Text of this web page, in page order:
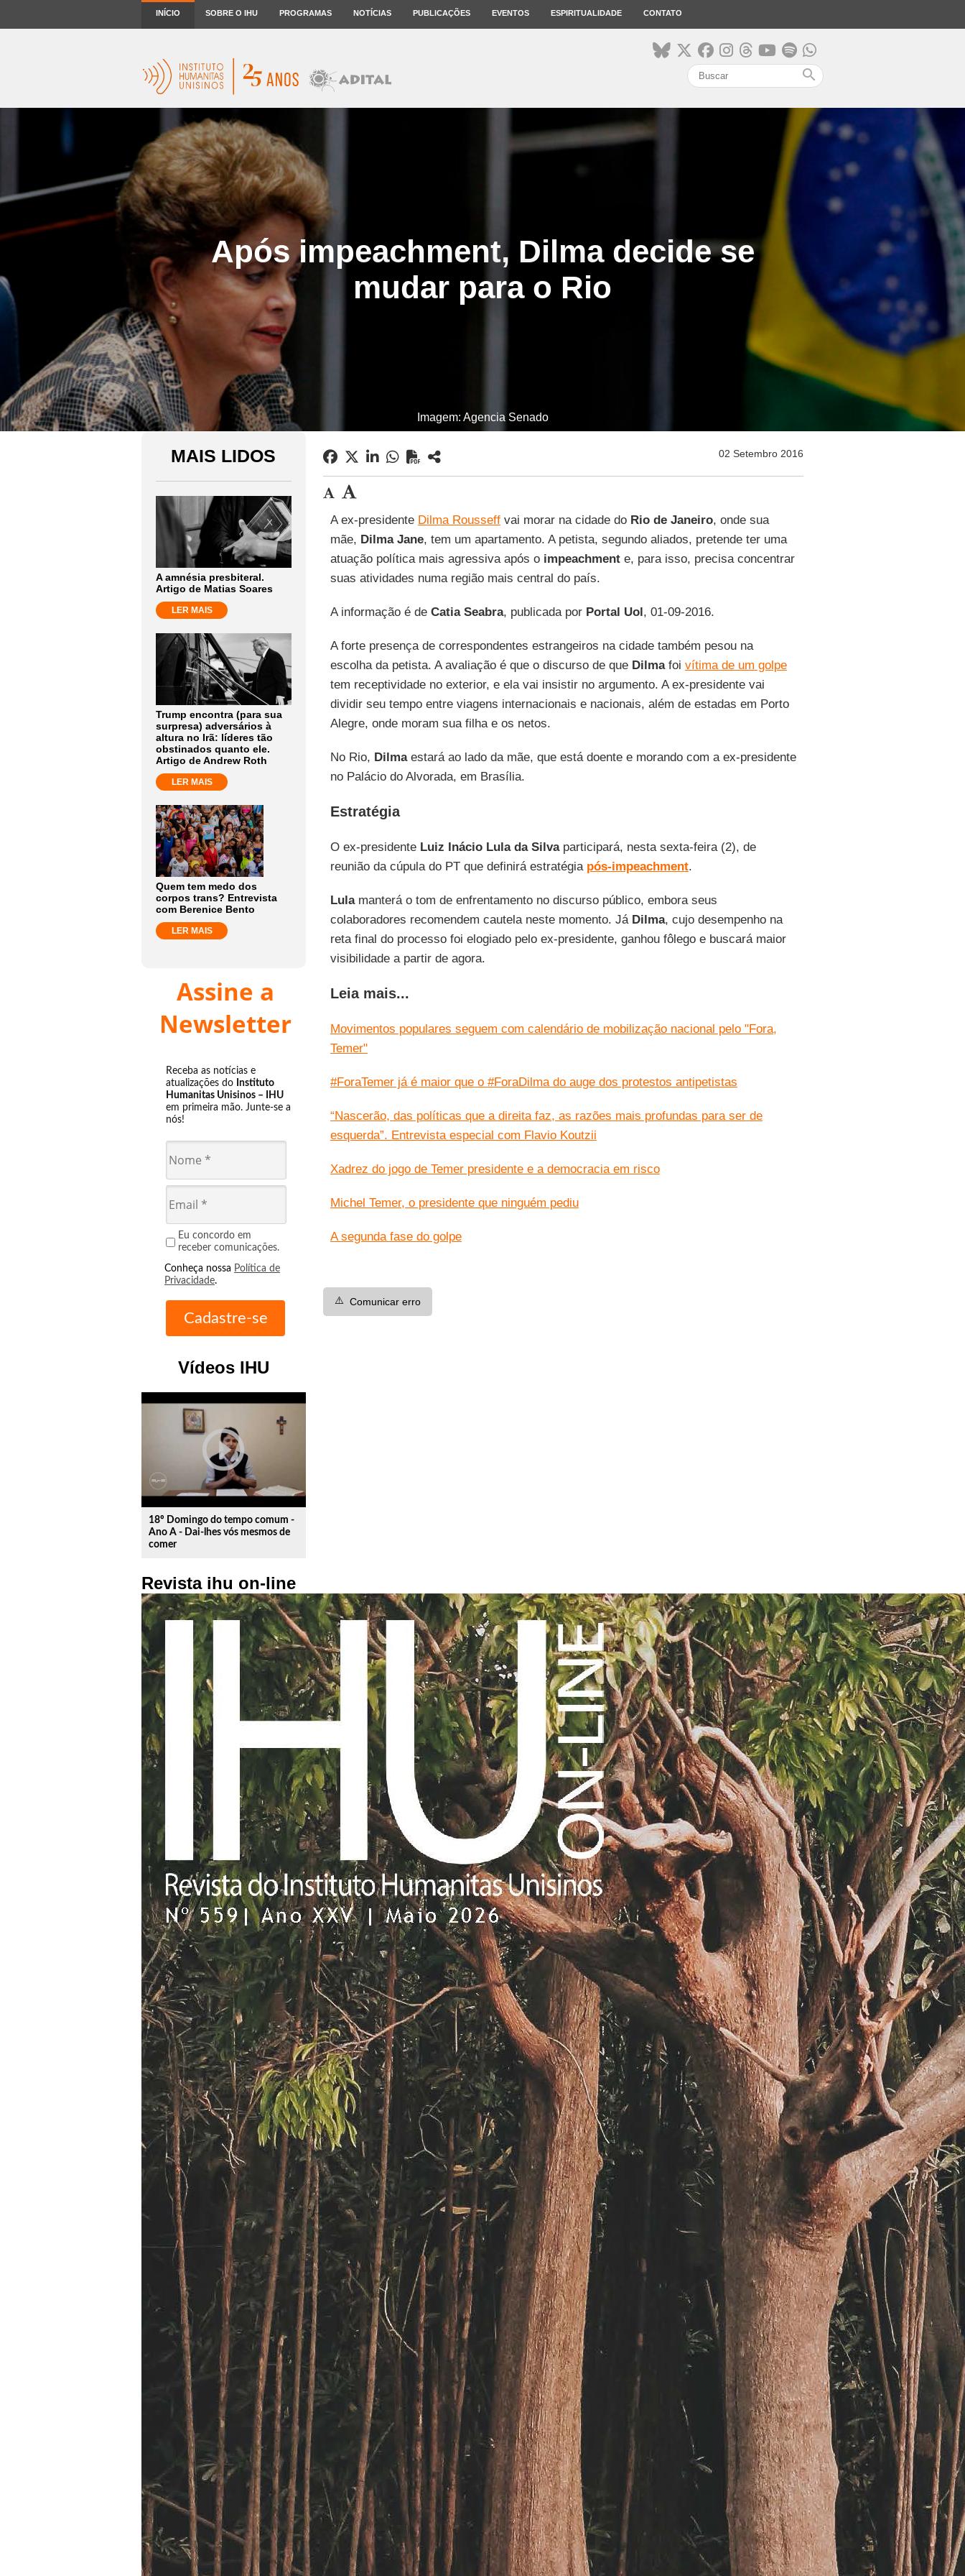
INÍCIO SOBRE O IHU PROGRAMAS NOTÍCIAS PUBLICAÇÕES EVENTOS ESPIRITUALIDADE CONTATO
search
Após impeachment, Dilma decide se
mudar para o Rio
Imagem: Agencia Senado
MAIS LIDOS
A amnésia presbiteral.
Artigo de Matias Soares
LER MAIS
Trump encontra (para sua
surpresa) adversários à
altura no Irã: líderes tão
obstinados quanto ele.
Artigo de Andrew Roth
LER MAIS
Quem tem medo dos
corpos trans? Entrevista
com Berenice Bento
LER MAIS
Assine a
Newsletter
Receba as notícias e
atualizações do Instituto
Humanitas Unisinos – IHU
em primeira mão. Junte-se a
nós!
Eu concordo em
receber comunicações.
Conheça nossa Política de
Privacidade.
Vídeos IHU
play_circle_outline
18º Domingo do tempo comum -
Ano A - Dai-lhes vós mesmos de
comer
Revista ihu on-line
02 Setembro 2016
A ex-presidente Dilma Rousseffvai morar na cidade do Rio de Janeiro, onde sua
mãe, Dilma Jane, tem um apartamento. A petista, segundo aliados, pretende ter uma
atuação política mais agressiva após o impeachmente, para isso, precisa concentrar
suas atividades numa região mais central do país.
A informação é de Catia Seabra, publicada por Portal Uol, 01-09-2016.
A forte presença de correspondentes estrangeiros na cidade também pesou na
escolha da petista. A avaliação é que o discurso de que Dilmafoi vítima de um golpe
tem receptividade no exterior, e ela vai insistir no argumento. A ex-presidente vai
dividir seu tempo entre viagens internacionais e nacionais, além de estadas em Porto
Alegre, onde moram sua filha e os netos.
No Rio, Dilmaestará ao lado da mãe, que está doente e morando com a ex-presidente
no Palácio do Alvorada, em Brasília.
Estratégia
O ex-presidente Luiz Inácio Lula da Silvaparticipará, nesta sexta-feira (2), de
reunião da cúpula do PT que definirá estratégia pós-impeachment.
Lulamanterá o tom de enfrentamento no discurso público, embora seus
colaboradores recomendem cautela neste momento. Já Dilma, cujo desempenho na
reta final do processo foi elogiado pelo ex-presidente, ganhou fôlego e buscará maior
visibilidade a partir de agora.
Leia mais...
Movimentos populares seguem com calendário de mobilização nacional pelo "Fora,
Temer"
#ForaTemer já é maior que o #ForaDilma do auge dos protestos antipetistas
“Nascerão, das políticas que a direita faz, as razões mais profundas para ser de
esquerda”. Entrevista especial com Flavio Koutzii
Xadrez do jogo de Temer presidente e a democracia em risco
Michel Temer, o presidente que ninguém pediu
A segunda fase do golpe
⚠️ Comunicar erro